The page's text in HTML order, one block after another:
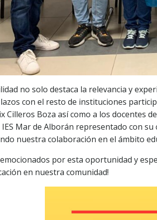
no solo destaca la relevancia y
con el resto de instituciones
Cilleros Boza así como a los docentes
IES Mar de Alborán representado con
nuestra colaboración en el ámbito
emocionados por esta oportunidad y
en nuestra comunidad!